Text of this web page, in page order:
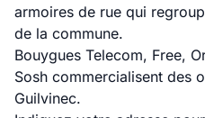
armoires de rue qui
de la commune.
Bouygues Telecom, Free,
Sosh commercialisent des
Guilvinec.